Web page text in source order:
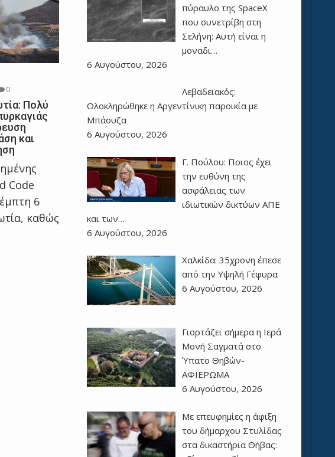
0
Πολύ
και
Code
6
καθώς
πύραυλο της SpaceX
που συνετρίβη στη
Σελήνη: Αυτή είναι η
μοναδι…
6 Αυγούστου, 2026
Λεβαδειακός:
Ολοκληρώθηκε η Αργεντίνικη παροικία με
Μπάουζα
6 Αυγούστου, 2026
Γ. Πούλου: Ποιος έχει
την ευθύνη της
ασφάλειας των
ιδιωτικών δικτύων ΑΠΕ
και των…
6 Αυγούστου, 2026
Χαλκίδα: 35χρονη έπεσε
από την Υψηλή Γέφυρα
6 Αυγούστου, 2026
Γιορτάζει σήμερα η Ιερά
Μονή Σαγματά στο
Ύπατο Θηβών-
ΑΦΙΕΡΩΜΑ
6 Αυγούστου, 2026
Με επευφημίες η άφιξη
του δήμαρχου Στυλίδας
στα δικαστήρια Θήβας: